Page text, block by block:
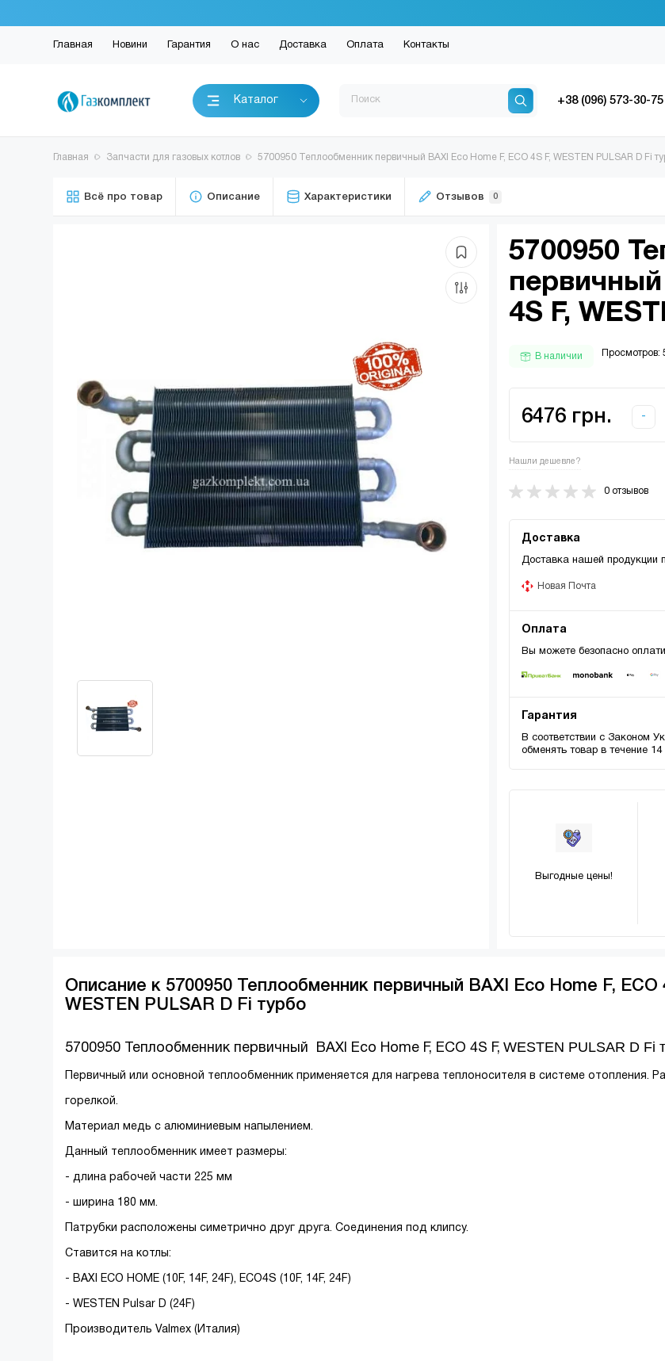
Главная Новини Гарантия О нас Доставка Оплата Контакты
Каталог +38 (096) 573-30-75
Главная Запчасти для газовых котлов 5700950 Теплообменник первичный BAXI Eco Home F, ECO 4S F, WESTEN PULSAR D Fi
Всё про товар Описание Характеристики Отзывов 0
5700950
первичный
4S F,
В наличии Просмотров:
6476 грн. -
Нашли дешевле?
0 отзывов
Доставка
Доставка нашей продукции
Новая Почта
Оплата
Вы можете безопасно
Гарантия
В соответствии с Законом
обменять товар в течение
Выгодные цены!
Описание к 5700950 Теплообменник первичный BAXI Eco Home F, ECO
WESTEN PULSAR D Fi турбо
5700950 Теплообменник первичный BAXI Eco Home F, ECO 4S F, WESTEN PULSAR D Fi
Первичный или основной теплообменник применяется для нагрева теплоносителя в системе отопления.
горелкой.
Материал медь с алюминиевым напылением.
Данный теплообменник имеет размеры:
- длина рабочей части 225 мм
- ширина 180 мм.
Патрубки расположены симетрично друг друга. Соединения под клипсу.
Ставится на котлы:
- BAXI ECO HOME (10F, 14F, 24F), ECO4S (10F, 14F, 24F)
- WESTEN Pulsar D (24F)
Производитель Valmex (Италия)